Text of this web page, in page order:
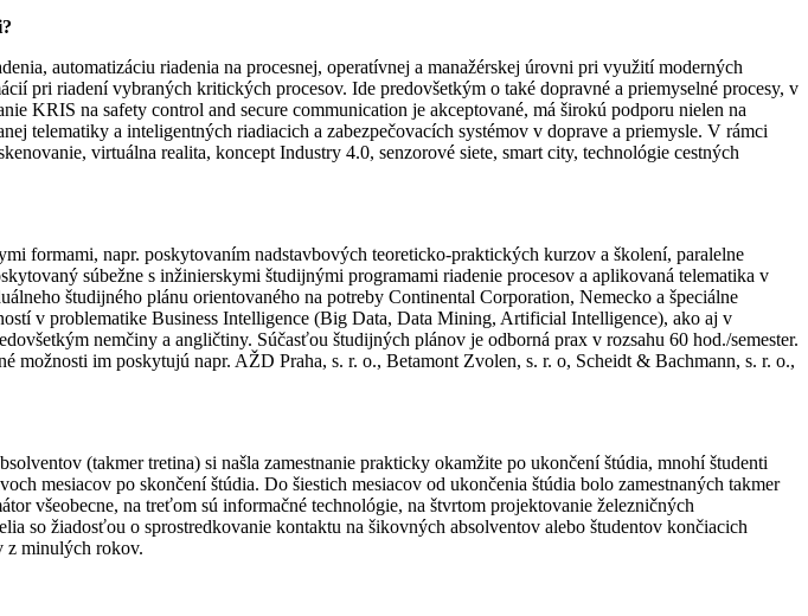
automatizáciu riadenia na procesnej, operatívnej a manažérskej úrovni pri využití moderných
pri riadení vybraných kritických procesov. Ide predovšetkým o také dopravné a priemyselné procesy, v
KRIS na safety control and secure communication je akceptované, má širokú podporu nielen na
telematiky a inteligentných riadiacich a zabezpečovacích systémov v doprave a priemysle. V rámci
virtuálna realita, koncept Industry 4.0, senzorové siete, smart city, technológie cestných
formami, napr. poskytovaním nadstavbových teoreticko-praktických kurzov a školení, paralelne
súbežne s inžinierskymi študijnými programami riadenie procesov a aplikovaná telematika v
študijného plánu orientovaného na potreby Continental Corporation, Nemecko a špeciálne
v problematike Business Intelligence (Big Data, Data Mining, Artificial Intelligence), ako aj v
nemčiny a angličtiny. Súčasťou študijných plánov je odborná prax v rozsahu 60 hod./semester.
možnosti im poskytujú napr. AŽD Praha, s. r. o., Betamont Zvolen, s. r. o, Scheidt & Bachmann, s. r. o.,
(takmer tretina) si našla zamestnanie prakticky okamžite po ukončení štúdia, mnohí študenti
mesiacov po skončení štúdia. Do šiestich mesiacov od ukončenia štúdia bolo zamestnaných takmer
všeobecne, na treťom sú informačné technológie, na štvrtom projektovanie železničných
so žiadosťou o sprostredkovanie kontaktu na šikovných absolventov alebo študentov končiacich
z minulých rokov.